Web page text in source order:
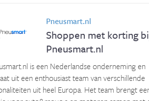
Pneusmart.nl
Shoppen met korting
Pneusmart.nl
is een Nederlandse onderneming en
uit een enthousiast team van verschillende
uit heel Europa. Het team brengt